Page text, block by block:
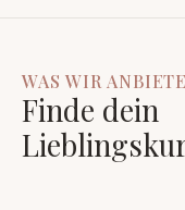
WAS WIR
Finde dein